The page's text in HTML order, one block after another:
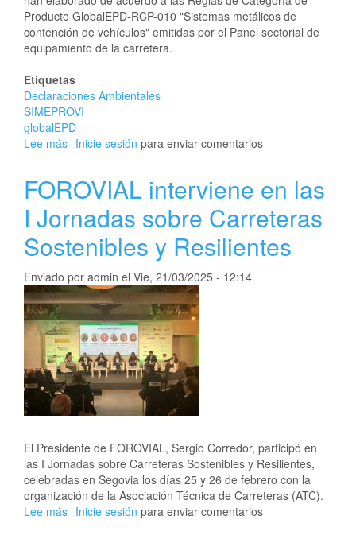
Producto GlobalEPD-RCP-010 "Sistemas metálicos de
contención de vehículos" emitidas por el Panel sectorial de
equipamiento de la carretera.
Etiquetas
Declaraciones Ambientales
SIMEPROVI
globalEPD
Lee más sobre
las
primeras
DAP
sectoriales
del
de
equipamiento
para
carreteras
Inicie sesión para enviar comentarios
FOROVIAL interviene en las
I Jornadas sobre Carreteras
Sostenibles y Resilientes
Enviado por admin el Vie, 21/03/2025 - 12:14
El Presidente de FOROVIAL, Sergio Corredor, participó en
las I Jornadas sobre Carreteras Sostenibles y Resilientes,
celebradas en Segovia los días 25 y 26 de febrero con la
organización de la Asociación Técnica de Carreteras (ATC).
Lee más sobre
Inicie sesión para enviar comentarios